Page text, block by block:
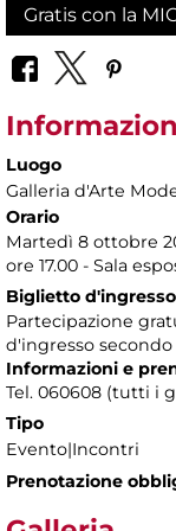
Gratis con la
Luogo
Galleria d'Arte
Orario
Martedì 8 ottobre
ore 17.00 - Sala
Biglietto d'ingresso
Partecipazione
d'ingresso secondo
Informazioni e
Tel. 060608 (tutti i
Tipo
Evento|Incontri
Prenotazione